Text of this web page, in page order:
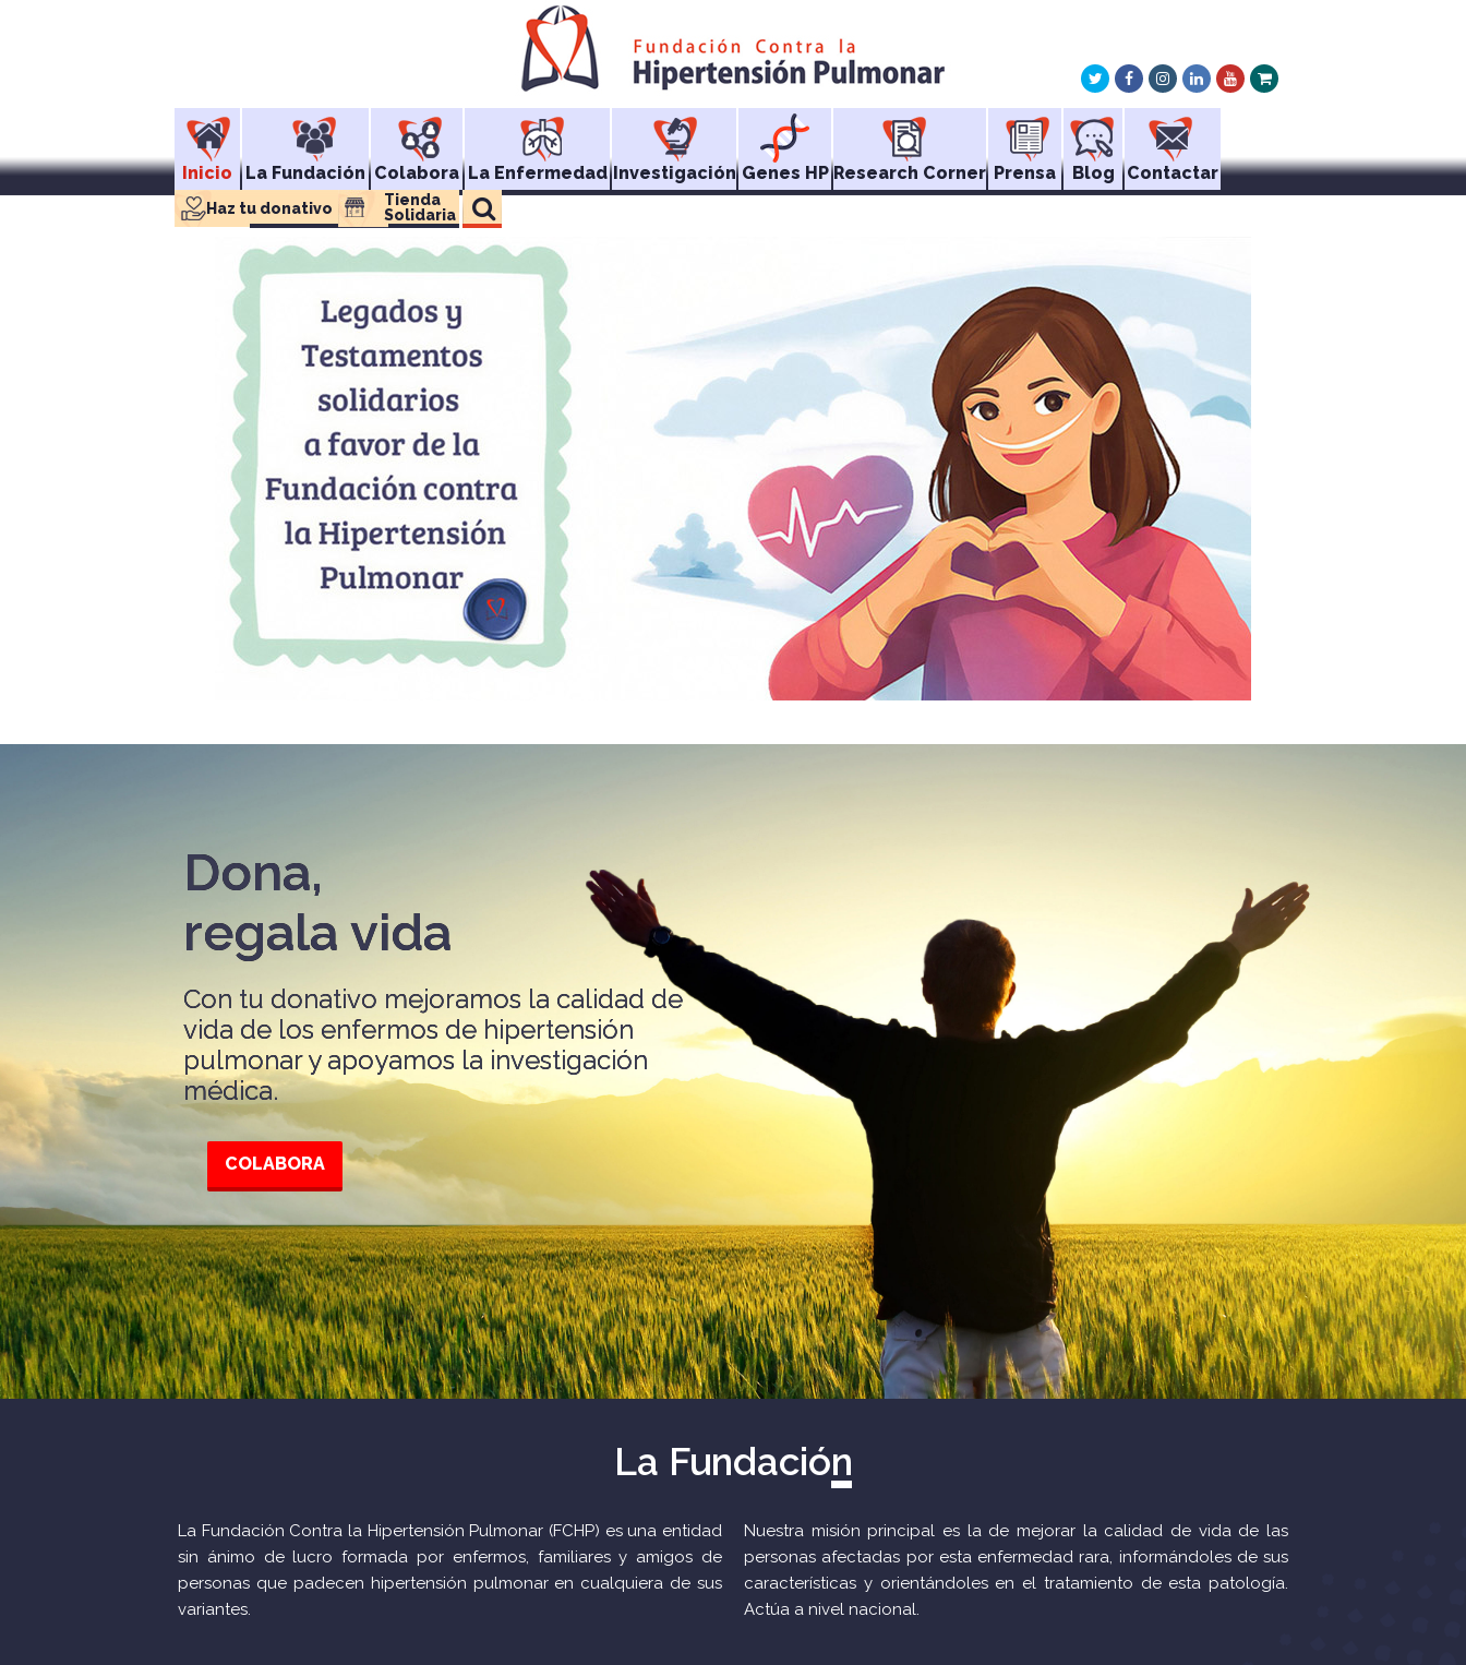
TwitterFacebookInstagram
LinkedInYoutube
Xing
Inicio La Fundación Colabora La Enfermedad Investigación Genes HP Research Corner Prensa Blog Contactar
Haz tu donativo
Tienda
Solidaria
Dona,
regala vida
Con tu donativo mejoramos la calidad de
vida de los enfermos de hipertensión
pulmonar y apoyamos la investigación
médica.
COLABORA
La Fundación
La Fundación Contra la Hipertensión Pulmonar (FCHP) es una entidad
sin ánimo de lucro formada por enfermos, familiares y amigos de
personas que padecen hipertensión pulmonar en cualquiera de sus
variantes.
Nuestra misión principal es la de mejorar la calidad de vida de las
personas afectadas por esta enfermedad rara, informándoles de sus
características y orientándoles en el tratamiento de esta patología.
Actúa a nivel nacional.